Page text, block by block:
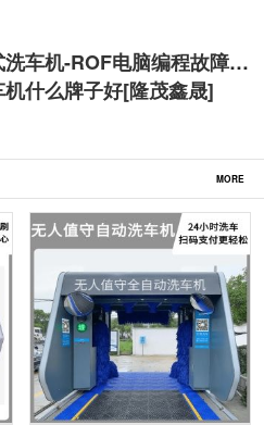
车机-ROF电脑编程故障自
什么牌子好[隆茂鑫晟]
MORE